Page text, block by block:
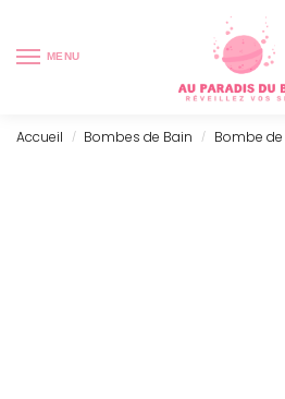
MENU
Accueil / Bombes de Bain / Bombe